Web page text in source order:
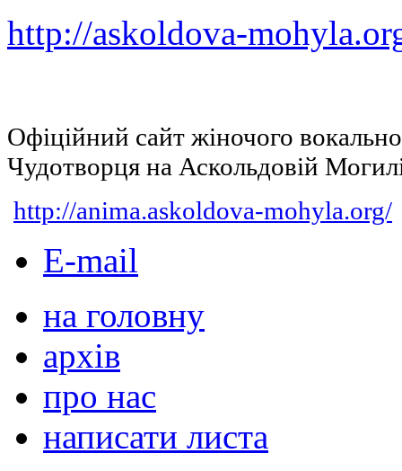
http://askoldova-
Офіційний сайт жіночого
Чудотворця на Аскольдовій
http://anima.askoldova-mohyla.org/
E-mail
на головну
архів
про нас
написати листа